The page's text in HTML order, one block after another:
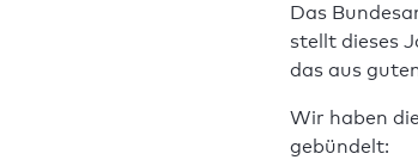
Das
stellt dieses
das aus
Wir haben
gebündelt: